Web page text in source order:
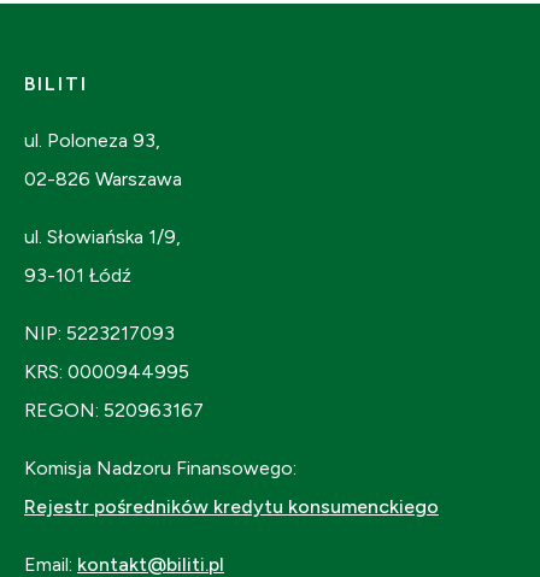
BILITI
ul. Poloneza 93,
02-826 Warszawa
ul. Słowiańska 1/9,
93-101 Łódź
NIP: 5223217093
KRS: 0000944995
REGON: 520963167
Komisja Nadzoru Finansowego:
Rejestr pośredników kredytu konsumenckiego
Email: kontakt@biliti.pl